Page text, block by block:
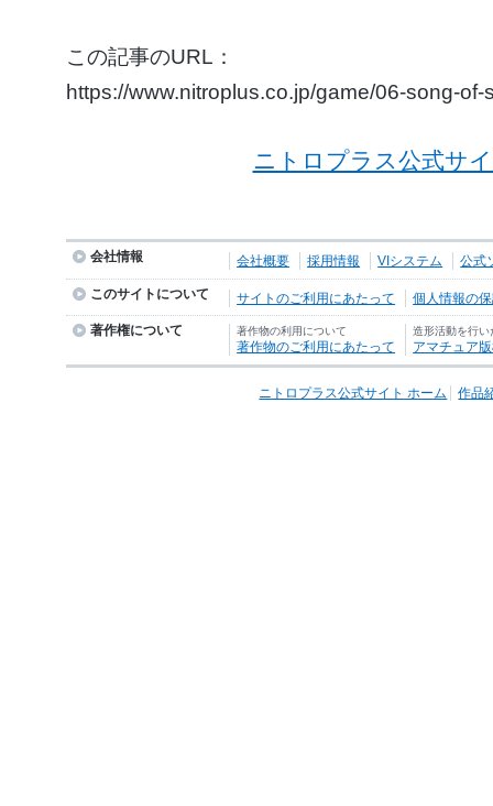
この記事のURL：
https://www.nitroplus.co.jp/game/06-song-
ニトロプラス公式サ
会社情報 会社概要 採用情報 VIシステム 公式
このサイトについて サイトのご利用にあたって 個人情報の
著作権について 著作物の利用について
著作物のご利用にあたって
造形活動を行い
アマチュア
ニトロプラス公式サイト ホーム 作品